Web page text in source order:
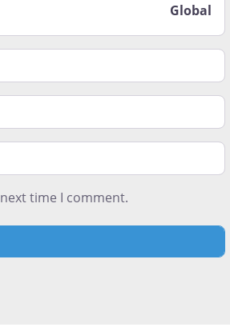
Global
time I comment.